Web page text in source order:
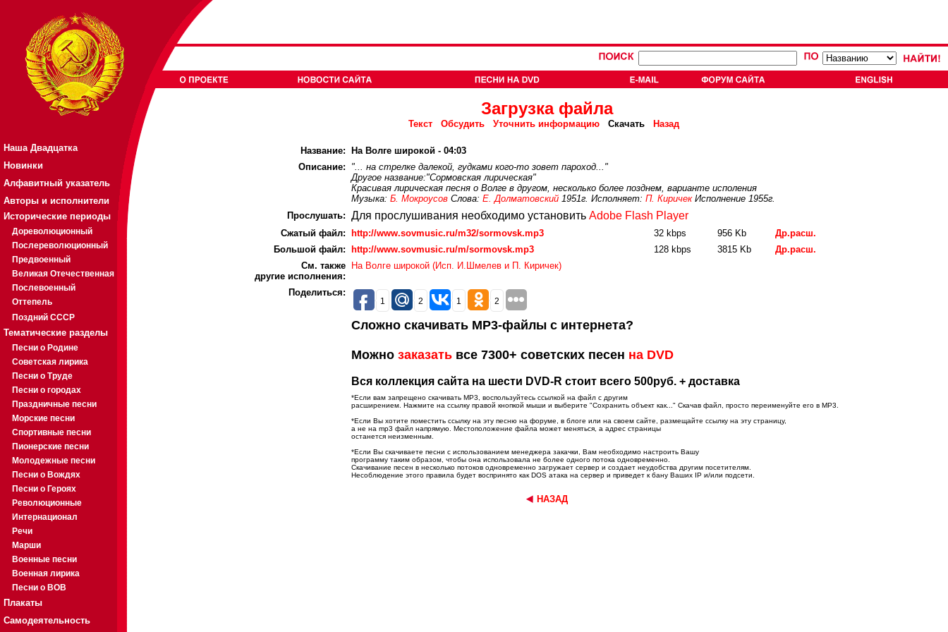
Наша Двадцатка
Новинки
Алфавитный указатель
Авторы и исполнители
Исторические периоды
Дореволюционный
Послереволюционный
Предвоенный
Великая Отечественная
Послевоенный
Оттепель
Поздний СССР
Тематические разделы
Песни о Родине
Советская лирика
Песни о Труде
Песни о городах
Праздничные песни
Морские песни
Спортивные песни
Пионерские песни
Молодежные песни
Песни о Вождях
Песни о Героях
Революционные
Интернационал
Речи
Марши
Военные песни
Военная лирика
Песни о ВОВ
Плакаты
Самодеятельность
Загрузка файла
Текст Обсудить Уточнить информацию Скачать Назад
Название:
На Волге широкой - 04:03
Описание:
"... на стрелке далекой, гудками кого-то зовет пароход..."
Другое название:"Сормовская лирическая"
Красивая лирическая песня о Волге в другом, несколько более позднем, варианте исполения
Музыка: Б. Мокроусов Слова: Е. Долматовский 1951г. Исполняет: П. КиричекИсполнение 1955г.
Прослушать: Для прослушивания необходимо установить Adobe Flash Player
Cжатый файл: http://www.sovmusic.ru/m32/sormovsk.mp3 32 kbps 956 Kb
Др.расш.
Большой файл:
http://www.sovmusic.ru/m/sormovsk.mp3 128 kbps 3815 Kb
Др.расш.
См. также
другие исполнения:
На Волге широкой (Исп. И.Шмелев и П. Киричек)
Поделиться:
1 2 1 2
Сложно скачивать MP3-файлы с интернета?
Можно заказать все 7300+ советских песен на DVD
Вся коллекция сайта на шести DVD-R стоит всего 500руб. + доставка
*Если вам запрещено скачивать MP3, воспользуйтесь ссылкой на файл с другим
расширением. Нажмите на ссылку правой кнопкой мыши и выберите "Сохранить объект как..." Скачав файл, просто переименуйте его в MP3.
*Если Вы хотите поместить ссылку на эту песню на форуме, в блоге или на своем сайте, размещайте ссылку на эту страницу,
а не на mp3 файл напрямую. Местоположение файла может меняться, а адрес страницы
останется неизменным.
*Если Вы скачиваете песни с использованием менеджера закачки, Вам необходимо настроить Вашу
программу таким образом, чтобы она использовала не более одного потока одновременно.
Скачивание песен в несколько потоков одновременно загружает сервер и создает неудобства другим посетителям.
Несоблюдение этого правила будет воспринято как DOS атака на сервер и приведет к бану Ваших IP и/или подсети.
НАЗАД